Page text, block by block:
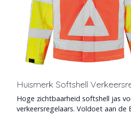
Huismerk Softshell
Hoge zichtbaarheid softshell jas
verkeersregelaars. Voldoet aan de